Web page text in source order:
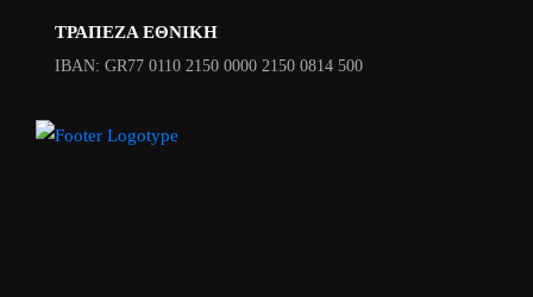
ΤΡΑΠΕΖΑ ΕΘΝΙΚΗ
ΙΒΑΝ: GR77 0110 2150 0000 2150 0814 500